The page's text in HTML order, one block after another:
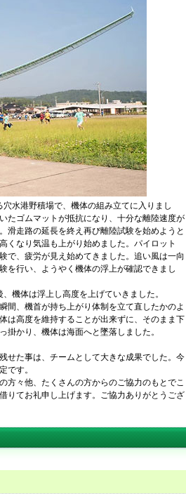
水港野積場で、機体の組み立てに入りまし
たゴムマットが抵抗になり、十分な離陸速度が
滑走路の延長を終え再び離陸試験を始めようと
くなり気温も上がり始めました。パイロット
で、疲労が見え始めてきました。追い風は一向
を行い、ようやく機体の浮上が確認できまし
機体は浮上し高度を上げていきました。
間、機首が持ち上がり体制を立て直したかのよ
は高度を維持することが出来ずに、そのまま下
かり、機体は海面へと墜落しました。
せた事は、チームとして大きな成果でした。今
です。
方々他、たくさんの方からのご協力のもとでこ
りてお礼申し上げます。ご協力ありがとうござ